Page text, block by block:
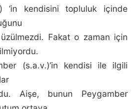
‘in kendisini topluluk içinde
Fakat o zaman için
(s.a.v.)’in kendisi ile ilgili
Aişe, bunun Peygam­ber